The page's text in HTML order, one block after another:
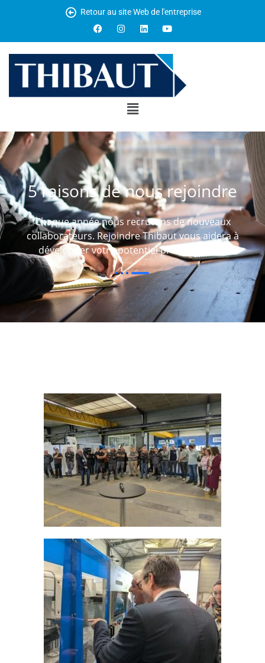
Retour au site Web de l'entreprise
5 raisons de nous rejoindre
Chaque année nous recrutons de nouveaux
collaborateurs. Rejoindre Thibaut vous aidera à
développer votre potentiel professionnel.